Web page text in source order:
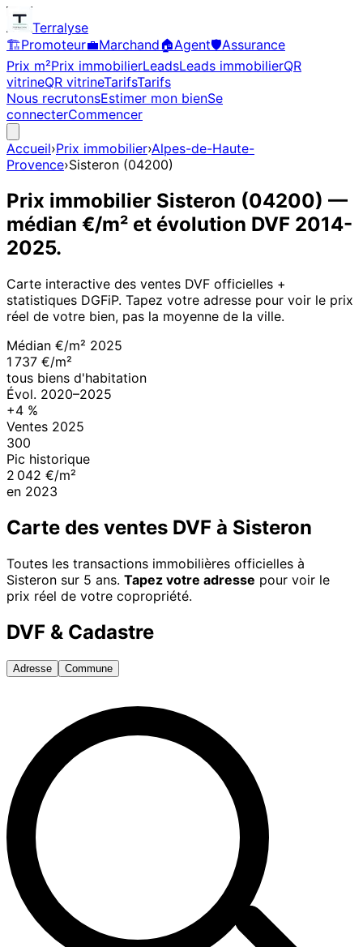
Terralyse
🏗️Promoteur💼Marchand🏠Agent🛡️Assurance
Prix m²Prix immobilierLeadsLeads immobilierQR
vitrineQR vitrineTarifsTarifs
Nous recrutonsEstimer mon bienSe
connecterCommencer
Accueil›Prix immobilier›Alpes-de-Haute-
Provence›Sisteron (04200)
Prix immobilier Sisteron (04200) —
médian €/m² et évolution DVF 2014-
2025.
Carte interactive des ventes DVF officielles +
statistiques DGFiP. Tapez votre adresse pour voir le prix
réel de votre bien, pas la moyenne de la ville.
Médian €/m² 2025
1 737 €/m²
tous biens d'habitation
Évol. 2020–2025
+4 %
Ventes 2025
300
Pic historique
2 042 €/m²
en 2023
Carte des ventes DVF à Sisteron
Toutes les transactions immobilières officielles à
Sisteron sur 5 ans. Tapez votre adresse pour voir le
prix réel de votre copropriété.
DVF & Cadastre
Adresse Commune